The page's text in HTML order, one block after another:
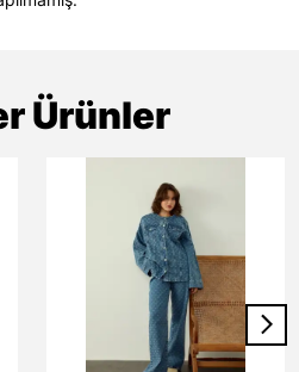
Ürünler